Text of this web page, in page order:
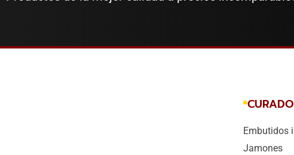
Embutidos
Jamones